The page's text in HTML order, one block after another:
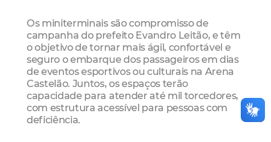
Os miniterminais são compromisso de
campanha do prefeito Evandro Leitão, e têm
o objetivo de tornar mais ágil, confortável e
seguro o embarque dos passageiros em dias
de eventos esportivos ou culturais na Arena
Castelão. Juntos, os espaços terão
capacidade para atender até mil torcedores,
com estrutura acessível para pessoas com
deficiência.